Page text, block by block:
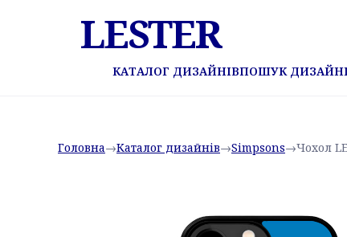
LESTER
КАТАЛОГ ДИЗАЙНІВПОШУК
Головна→Каталог дизайнів→Simpsons→Чохол